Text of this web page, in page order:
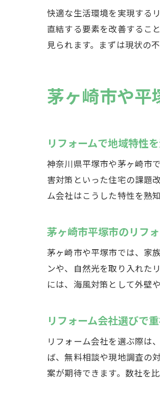
快適な生活環境を実現する
直結する要素を改善するこ
見られます。まずは現状の
茅ヶ崎市や平
リフォームで地域特性
神奈川県平塚市や茅ヶ崎市
害対策といった住宅の課題
ム会社はこうした特性を熟
茅ヶ崎市平塚市のリフ
茅ヶ崎市や平塚市では、家
ンや、自然光を取り入れた
には、海風対策として外壁
リフォーム会社選びで
リフォーム会社を選ぶ際は
ば、無料相談や現地調査の
案が期待できます。数社を